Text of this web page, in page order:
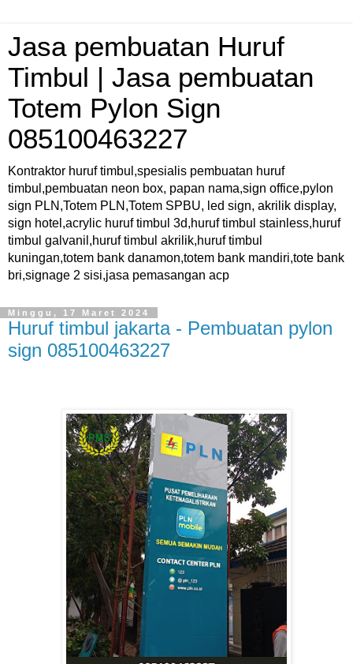
Jasa pembuatan Huruf
Timbul | Jasa pembuatan
Totem Pylon Sign
085100463227
Kontraktor huruf timbul,spesialis pembuatan huruf
timbul,pembuatan neon box, papan nama,sign office,pylon
sign PLN,Totem PLN,Totem SPBU, led sign, akrilik display,
sign hotel,acrylic huruf timbul 3d,huruf timbul stainless,huruf
timbul galvanil,huruf timbul akrilik,huruf timbul
kuningan,totem bank danamon,totem bank mandiri,tote bank
bri,signage 2 sisi,jasa pemasangan acp
Minggu, 17 Maret 2024
Huruf timbul jakarta - Pembuatan pylon
sign 085100463227